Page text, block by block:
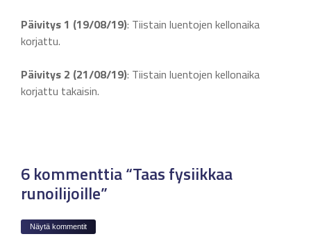
Päivitys 1 (19/08/19): Tiistain luentojen kellonaika
korjattu.
Päivitys 2 (21/08/19): Tiistain luentojen kellonaika
korjattu takaisin.
6 kommenttia “Taas fysiikkaa
runoilijoille”
Näytä kommentit